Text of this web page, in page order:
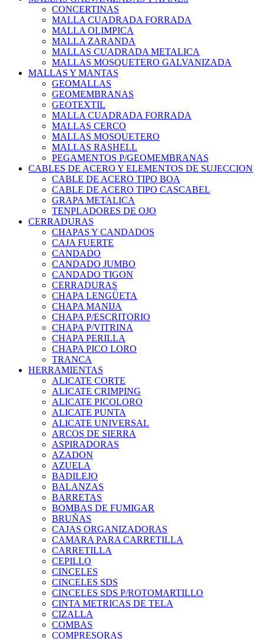
CONCERTINAS
MALLA CUADRADA FORRADA
MALLA OLIMPICA
MALLA ZARANDA
MALLAS CUADRADA METALICA
MALLAS MOSQUETERO GALVANIZADA
MALLAS Y MANTAS
GEOMALLAS
GEOMEMBRANAS
GEOTEXTIL
MALLA CUADRADA FORRADA
MALLAS CERCO
MALLAS MOSQUETERO
MALLAS RASHELL
PEGAMENTOS P/GEOMEMBRANAS
CABLES DE ACERO Y ELEMENTOS DE SUJECCION
CABLE DE ACERO TIPO BOA
CABLE DE ACERO TIPO CASCABEL
GRAPA METALICA
TENPLADORES DE OJO
CERRADURAS
CHAPAS Y CANDADOS
CAJA FUERTE
CANDADO
CANDADO JUMBO
CANDADO TIGON
CERRADURAS
CHAPA LENGÜETA
CHAPA MANIJA
CHAPA P/ESCRITORIO
CHAPA P/VITRINA
CHAPA PERILLA
CHAPA PICO LORO
TRANCA
HERRAMIENTAS
ALICATE CORTE
ALICATE CRIMPING
ALICATE PICOLORO
ALICATE PUNTA
ALICATE UNIVERSAL
ARCOS DE SIERRA
ASPIRADORAS
AZADON
AZUELA
BADILEJO
BALANZAS
BARRETAS
BOMBAS DE FUMIGAR
BRUÑAS
CAJAS ORGANIZADORAS
CAMARA PARA CARRETILLA
CARRETILLA
CEPILLO
CINCELES
CINCELES SDS
CINCELES SDS P/ROTOMARTILLO
CINTA METRICAS DE TELA
CIZALLA
COMBAS
COMPRESORAS